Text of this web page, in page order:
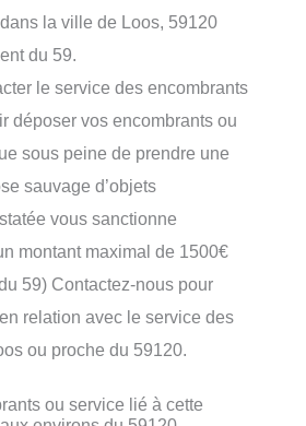
la ville de Loos, 59120
du 59.
le service des encombrants
déposer vos encombrants ou
sous peine de prendre une
sauvage d’objets
vous sanctionne
montant maximal de 1500€
59) Contactez-nous pour
relation avec le service des
ou proche du 59120.
ou service lié à cette